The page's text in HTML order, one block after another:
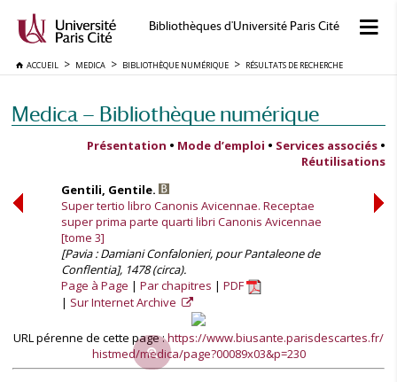
Bibliothèques d'Université Paris Cité
ACCUEIL MEDICA BIBLIOTHÈQUE NUMÉRIQUE RÉSULTATS DE RECHERCHE
Medica — Bibliothèque numérique
Présentation • Mode d’emploi • Services associés •
Réutilisations
Gentili, Gentile.
Super tertio libro Canonis Avicennae. Receptae
super prima parte quarti libri Canonis Avicennae
[tome 3]
[Pavia : Damiani Confalonieri, pour Pantaleone de
Conflentia], 1478 (circa).
Page à Page
Par chapitres
PDF
Sur Internet Archive
URL pérenne de cette page :https://www.biusante.parisdescartes.fr/
histmed/medica/page?00089x03&p=230